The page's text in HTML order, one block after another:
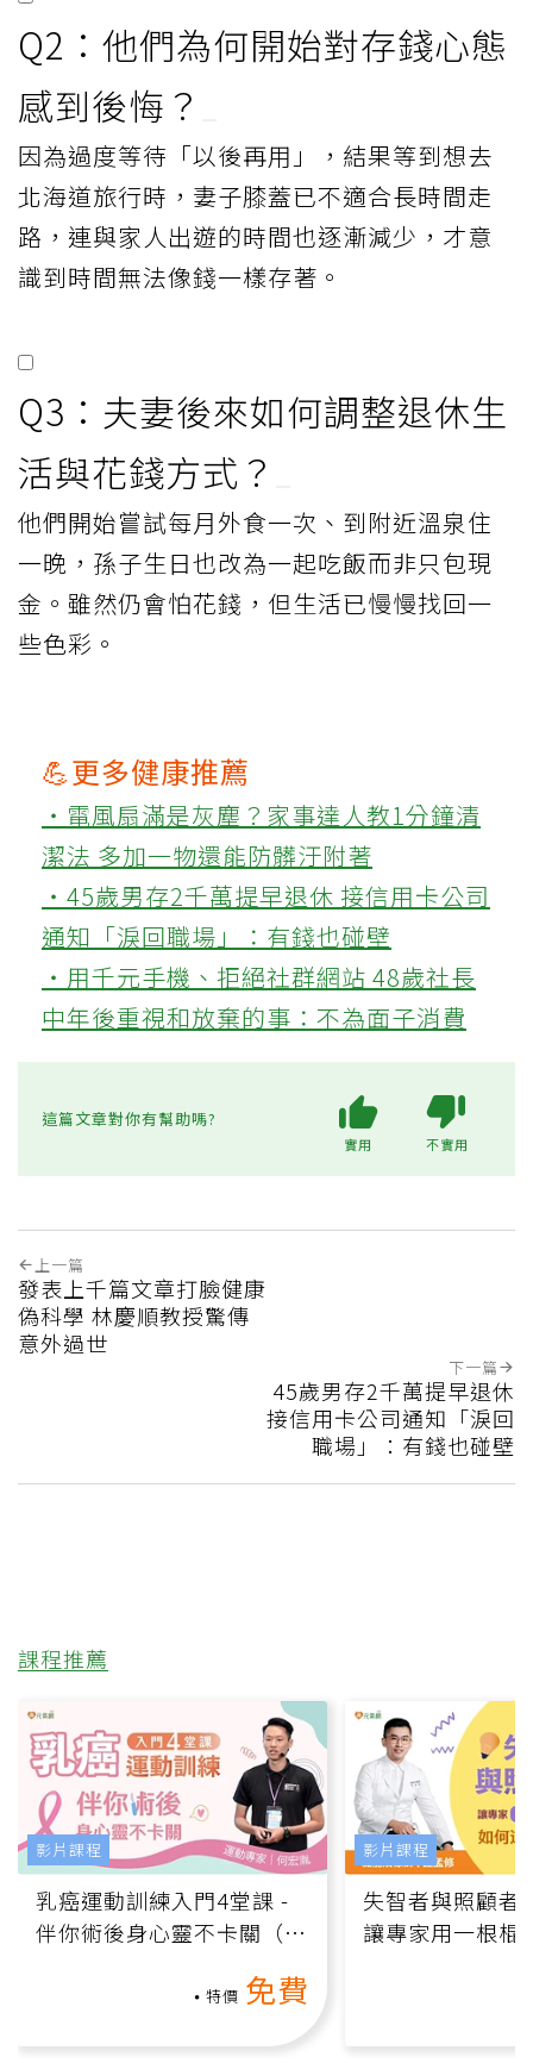
Q2：他們為何開始對存錢心態
感到後悔？
因為過度等待「以後再用」，結果等到想去
北海道旅行時，妻子膝蓋已不適合長時間走
路，連與家人出遊的時間也逐漸減少，才意
識到時間無法像錢一樣存著。
Q3：夫妻後來如何調整退休生
活與花錢方式？
他們開始嘗試每月外食一次、到附近溫泉住
一晚，孫子生日也改為一起吃飯而非只包現
金。雖然仍會怕花錢，但生活已慢慢找回一
些色彩。
💪更多健康推薦
‧電風扇滿是灰塵？家事達人教1分鐘清
潔法 多加一物還能防髒汙附著
‧45歲男存2千萬提早退休 接信用卡公司
通知「淚回職場」：有錢也碰壁
‧用千元手機、拒絕社群網站 48歲社長
中年後重視和放棄的事：不為面子消費
這篇文章對你有幫助嗎?
實用 不實用
上一篇
發表上千篇文章打臉健康
偽科學 林慶順教授驚傳
意外過世
下一篇
45歲男存2千萬提早退休
接信用卡公司通知「淚回
職場」：有錢也碰壁
課程推薦
乳癌運動訓練入門4堂課 -
伴你術後身心靈不卡關（線
特價 免費
影片課程
失智者與照顧者
讓專家用一根棍
影片課程